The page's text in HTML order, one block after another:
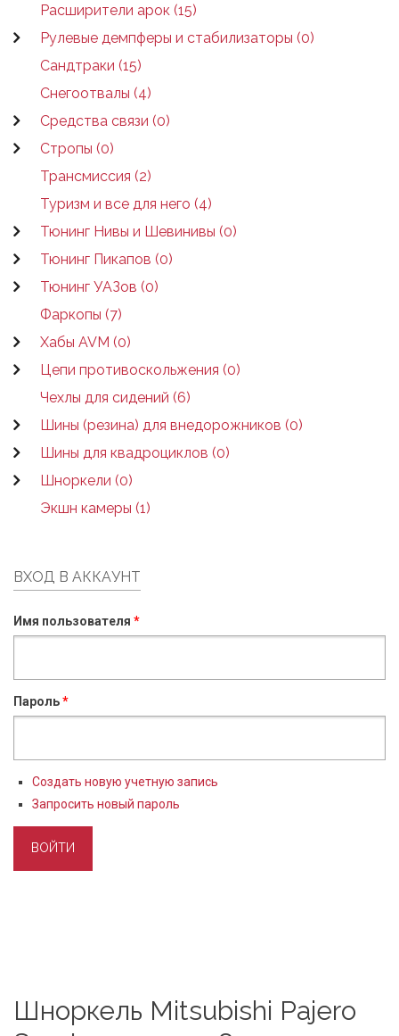
Расширители арок (15)
Рулевые демпферы и стабилизаторы (0)
Сандтраки (15)
Снегоотвалы (4)
Средства связи (0)
Стропы (0)
Трансмиссия (2)
Туризм и все для него (4)
Тюнинг Нивы и Шевинивы (0)
Тюнинг Пикапов (0)
Тюнинг УАЗов (0)
Фаркопы (7)
Хабы AVM (0)
Цепи противоскольжения (0)
Чехлы для сидений (6)
Шины (резина) для внедорожников (0)
Шины для квадроциклов (0)
Шноркели (0)
Экшн камеры (1)
ВХОД В АККАУНТ
Имя пользователя *
Пароль*
Создать новую учетную запись
Запросить новый пароль
Шноркель Mitsubishi Pajero